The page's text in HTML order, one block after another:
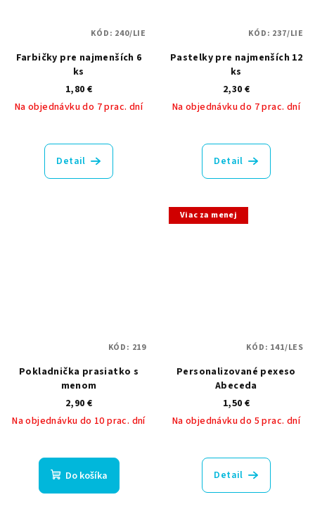
Farbičky pre najmenších 6
ks
1,80 €
Na objednávku do 7 prac. dní
hodnotenie
produktu
Detail
KÓD: 240/LIE
Pastelky pre najmenších 12
ks
2,30 €
Na objednávku do 7 prac. dní
Detail
KÓD: 237/LIE
Pokladnička prasiatko s
menom
2,90 €
Na objednávku do 10 prac. dní
hodnotenie
produktu
Do košíka
KÓD: 219
Viac za menej
Personalizované pexeso
Abeceda
1,50 €
Na objednávku do 5 prac. dní
hodnotenie
produktu
Detail
KÓD: 141/LES